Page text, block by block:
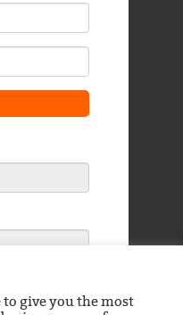
Todos os direitos
to give you the most